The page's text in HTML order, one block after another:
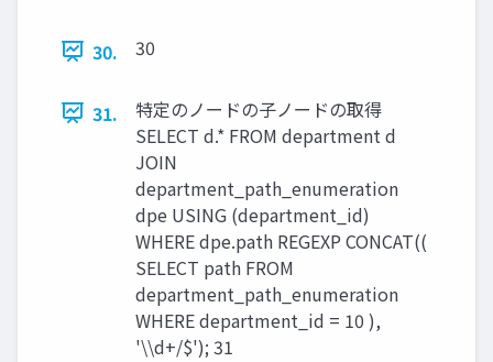
30. 30
31.
特定のノードの子ノードの取得
SELECT d.* FROM department d
JOIN
department_path_enumeration
dpe USING (department_id)
WHERE dpe.path REGEXP CONCAT((
SELECT path FROM
department_path_enumeration
WHERE department_id = 10 ),
'\\d+/$'); 31